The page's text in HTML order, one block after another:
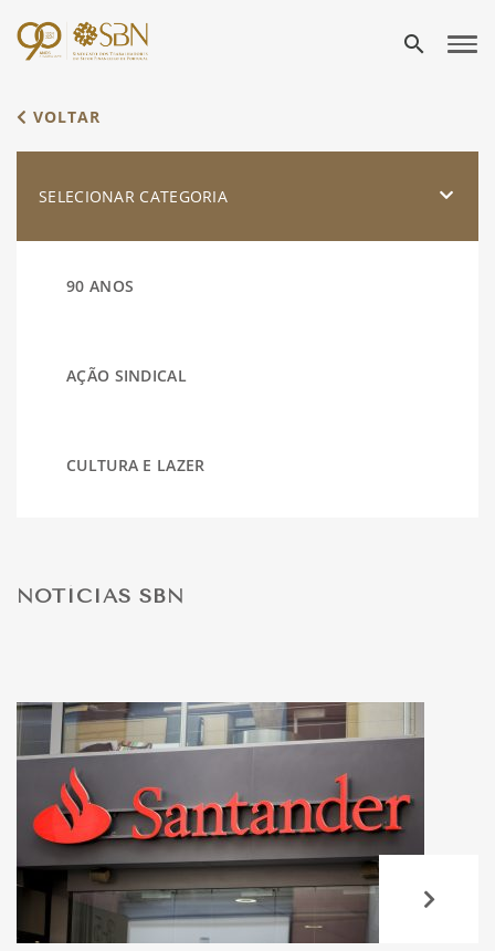
search
VOLTAR
SELECIONAR CATEGORIA
90 ANOS
AÇÃO SINDICAL
CULTURA E LAZER
SAÚDE
NOTÍCIAS SBN